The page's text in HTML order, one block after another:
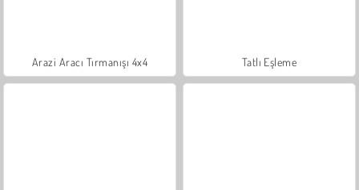
Arazi Aracı Tırmanışı 4x4 Tatlı Eşleme